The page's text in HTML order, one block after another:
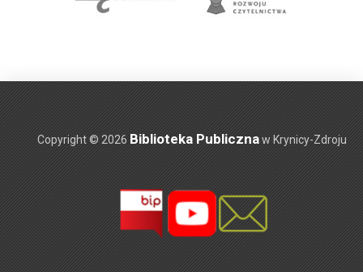
Copyright © 2026 Biblioteka Publicznaw Krynicy-Zdroju